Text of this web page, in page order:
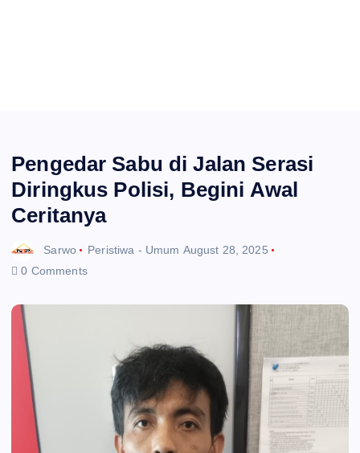
Pengedar Sabu di Jalan Serasi
Diringkus Polisi, Begini Awal
Ceritanya
Sarwo Peristiwa - Umum August 28, 2025
0 Comments